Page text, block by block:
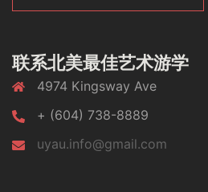
联系北美最佳艺术游学
4974 Kingsway Ave
+ (604) 738-8889
uyau.info@gmail.com